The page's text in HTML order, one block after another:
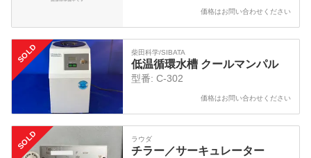
価格はお問い合わせください
SOLD 柴田科学/SIBATA
低温循環水槽 クールマンパル
型番: C-302
価格はお問い合わせください
SOLD ラウダ
チラー／サーキュレーター